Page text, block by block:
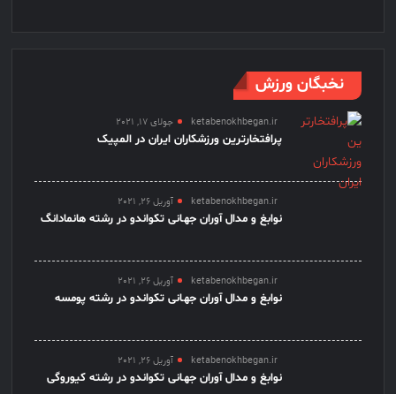
نخبگان ورزش
ketabenokhbegan.ir جولای 17, 2021
پرافتخارترین ورزشکاران ایران در المپیک
ketabenokhbegan.ir آوریل 26, 2021
نوابغ و مدال آوران جهـانی تکواندو در رشته هانمادانگ
ketabenokhbegan.ir آوریل 26, 2021
نوابغ و مدال آوران جهـانی تکواندو در رشته پومسه
ketabenokhbegan.ir آوریل 26, 2021
نوابغ و مدال آوران جهـانی تکواندو در رشته کیوروگی